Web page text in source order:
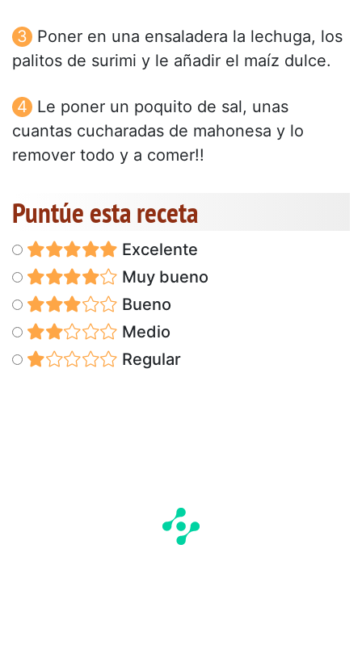
Poner en una ensaladera la lechuga, los
palitos de surimi y le añadir el maíz dulce.
Le poner un poquito de sal, unas
cuantas cucharadas de mahonesa y lo
remover todo y a comer!!
Puntúe esta receta
Excelente
Muy bueno
Bueno
Medio
Regular